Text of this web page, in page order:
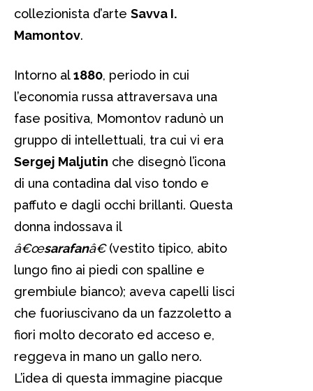
collezionista d’arte Savva I.
Mamontov.
Intorno al1880, periodo in cui
l’economia russa attraversava una
fase positiva, Momontov radunò un
gruppo di intellettuali, tra cui vi era
Sergej Maljutin che disegnò l’icona
di una contadina dal viso tondo e
paffuto e dagli occhi brillanti. Questa
donna indossava il
â€œsarafanâ€(vestito tipico, abito
lungo fino ai piedi con spalline e
grembiule bianco); aveva capelli lisci
che fuoriuscivano da un fazzoletto a
fiori molto decorato ed acceso e,
reggeva in mano un gallo nero.
L’idea di questa immagine piacque